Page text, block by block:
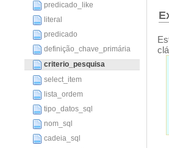
predicado_like
literal
predicado
definição_chave_primária
criterio_pesquisa
select_item
lista_ordem
tipo_datos_sql
nom_sql
cadeia_sql